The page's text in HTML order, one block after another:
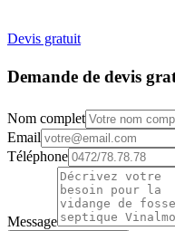
Devis gratuit
Demande de devis
Nom complet
Email
Téléphone
Message